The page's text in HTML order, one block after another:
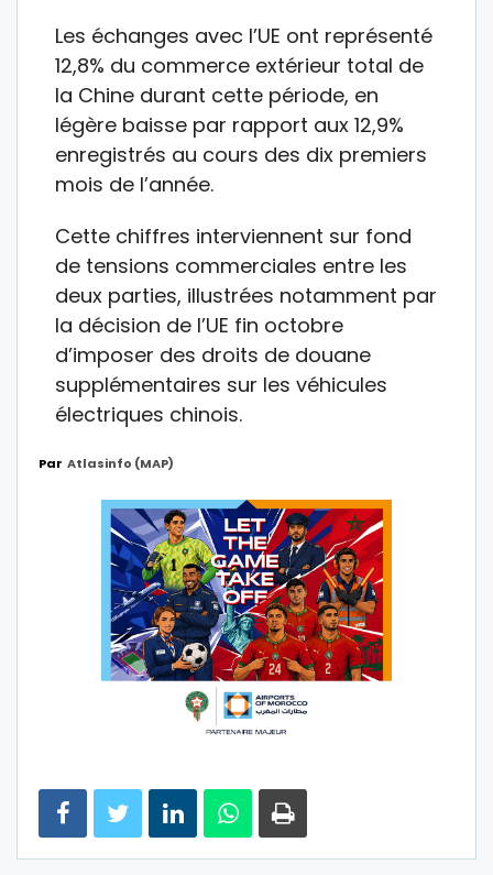
Les échanges avec l’UE ont représenté
12,8% du commerce extérieur total de
la Chine durant cette période, en
légère baisse par rapport aux 12,9%
enregistrés au cours des dix premiers
mois de l’année.
Cette chiffres interviennent sur fond
de tensions commerciales entre les
deux parties, illustrées notamment par
la décision de l’UE fin octobre
d’imposer des droits de douane
supplémentaires sur les véhicules
électriques chinois.
Par Atlasinfo (MAP)